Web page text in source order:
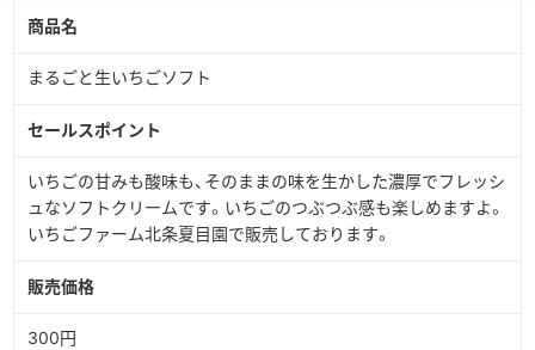
商品名
まるごと生いちごソフト
セールスポイント
いちごの甘みも酸味も、そのままの味を生かした濃厚でフレッシ
ュなソフトクリームです。いちごのつぶつぶ感も楽しめますよ。
いちごファーム北条夏目園で販売しております。
販売価格
300円